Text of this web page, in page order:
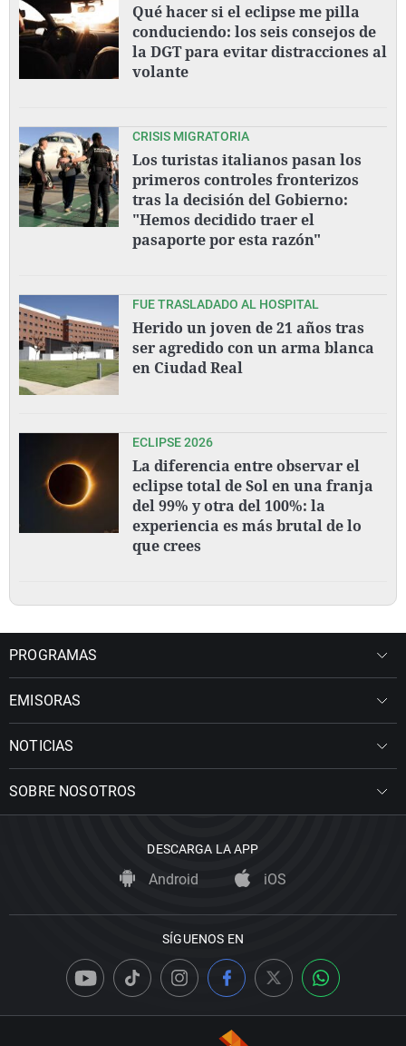
Qué hacer si el eclipse me pilla
conduciendo: los seis consejos de
la DGT para evitar distracciones al
volante
CRISIS MIGRATORIA
Los turistas italianos pasan los
primeros controles fronterizos
tras la decisión del Gobierno:
"Hemos decidido traer el
pasaporte por esta razón"
FUE TRASLADADO AL HOSPITAL
Herido un joven de 21 años tras
ser agredido con un arma blanca
en Ciudad Real
ECLIPSE 2026
La diferencia entre observar el
eclipse total de Sol en una franja
del 99% y otra del 100%: la
experiencia es más brutal de lo
que crees
PROGRAMAS
EMISORAS
NOTICIAS
SOBRE NOSOTROS
DESCARGA LA APP
Android iOS
SÍGUENOS EN